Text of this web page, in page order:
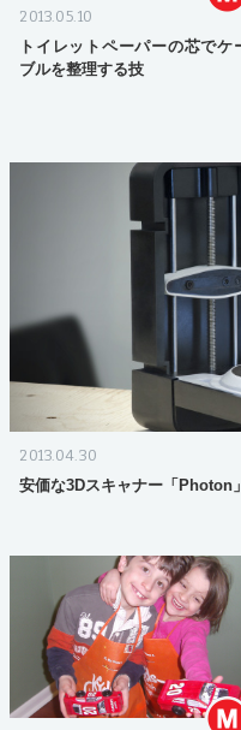
2013.05.10
トイレットペーパーの芯でケ
ブルを整理する技
2013.04.30
安価な3Dスキャナー「